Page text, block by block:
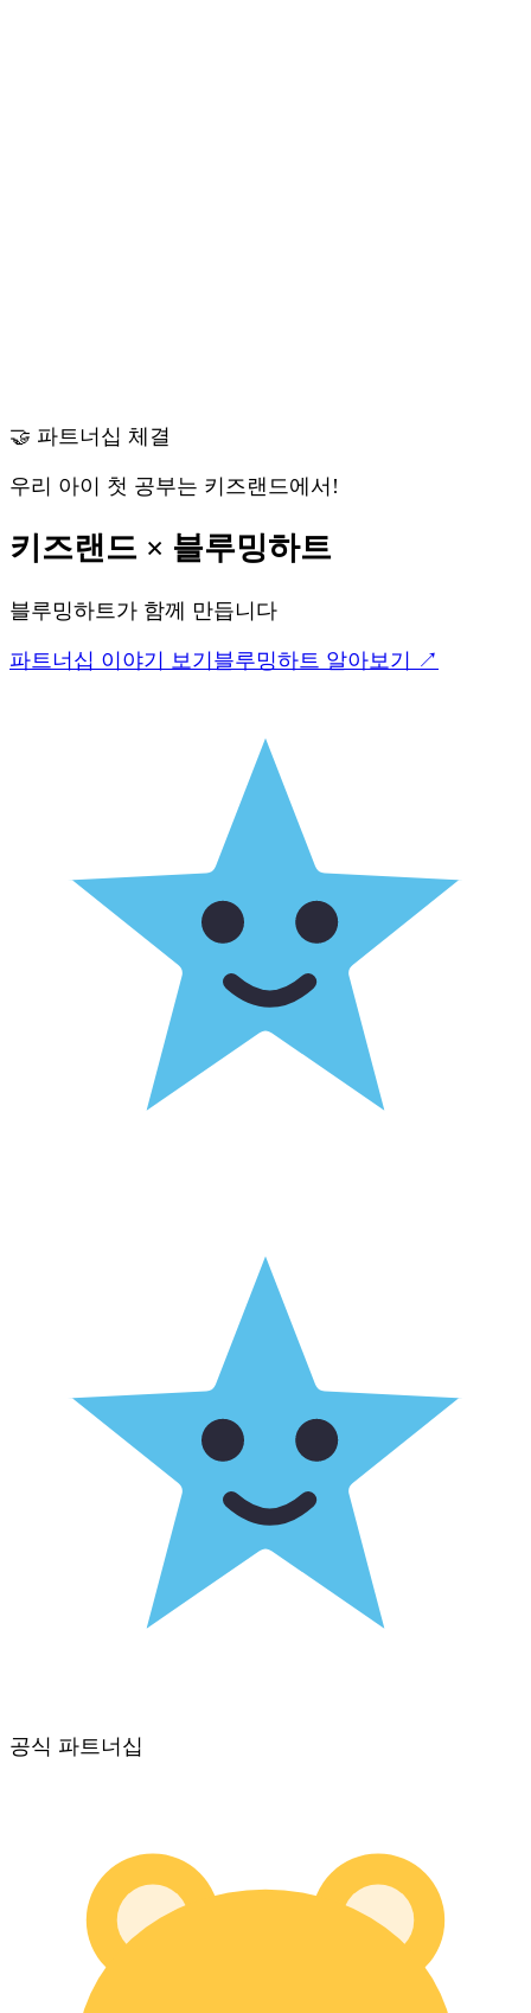
🤝 파트너십 체결
우리 아이 첫 공부는 키즈랜드에서!
키즈랜드 × 블루밍하트
블루밍하트 가 함께 만듭니다
파트너십 이야기 보기 블루밍하트 알아보기 ↗
공식 파트너십